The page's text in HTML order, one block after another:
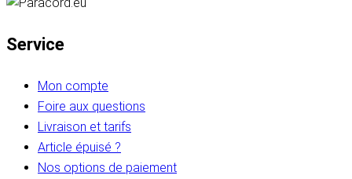
Service
Mon compte
Foire aux questions
Livraison et tarifs
Article épuisé ?
Nos options de paiement